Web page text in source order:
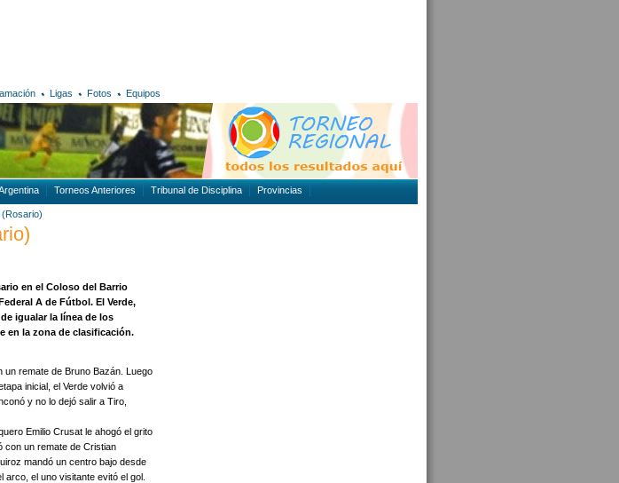
Ligas Fotos Equipos
Torneos Anteriores Tribunal de Disciplina Provincias
en el Coloso del Barrio
A de Fútbol. El Verde,
igualar la línea de los
en la zona de clasificación.
un remate de Bruno Bazán. Luego
inicial, el Verde volvió a
y no lo dejó salir a Tiro,
Emilio Crusat le ahogó el grito
con un remate de Cristian
mandó un centro bajo desde
el uno visitante evitó el gol.